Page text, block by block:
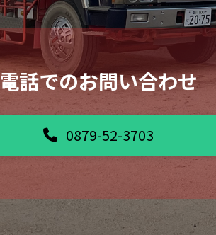
電話でのお問い合わせ
0879-52-3703